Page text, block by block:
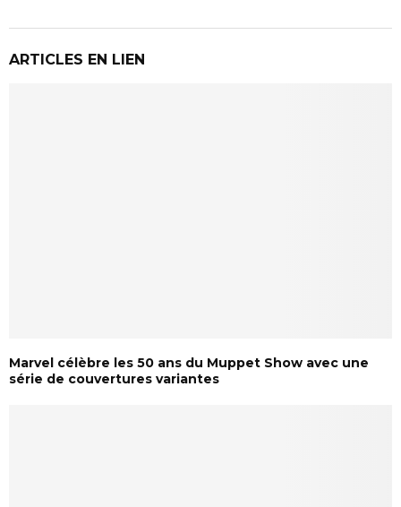
ARTICLES EN LIEN
Marvel célèbre les 50 ans du Muppet Show avec une
série de couvertures variantes